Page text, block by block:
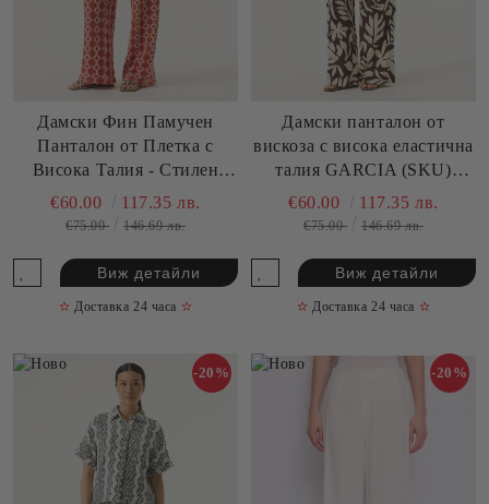
Дамски Фин Памучен
Панталон от Плетка с
Висока Талия - Стилен
Комфорт GARCIA (SKU)
P260316
€60.00 117.35 лв.
€75.00 146.69 лв.
Виж детайли
✫ Доставка 24 часа ✫
Дамски панталон от
вискоза с висока еластична
талия GARCIA (SKU)
P260310
€60.00 117.35 лв.
€75.00 146.69 лв.
Виж детайли
✫ Доставка 24 часа ✫
-20% -20%